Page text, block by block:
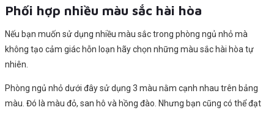
Phối hợp nhiều màu sắc hài hòa
Nếu bạn muốn sử dụng nhiều màu sắc trong phòng ngủ nhỏ mà
không tạo cảm giác hỗn loạn hãy chọn những màu sắc hài hòa tự
nhiên.
Phòng ngủ nhỏ dưới đây sử dụng 3 màu nằm cạnh nhau trên bảng
màu. Đó là màu đỏ, san hô và hồng đào. Nhưng bạn cũng có thể đạt